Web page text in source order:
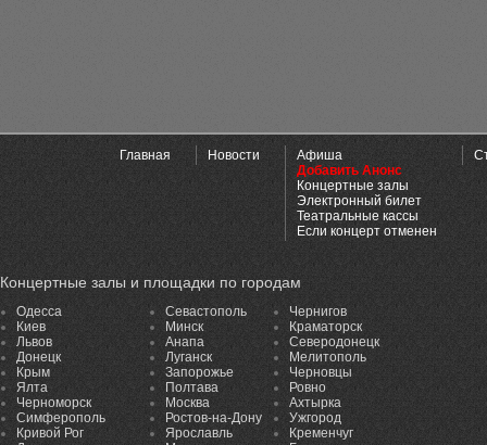
Главная Новости
Афиша
Добавить Анонс
Концертные залы
Электронный билет
Театральные кассы
Если концерт отменен
Концертные залы и площадки по городам
Одесса
Киев
Львов
Донецк
Крым
Ялта
Черноморск
Симферополь
Кривой Рог
Севастополь
Минск
Анапа
Луганск
Запорожье
Полтава
Москва
Ростов-на-Дону
Ярославль
Чернигов
Краматорск
Северодонецк
Мелитополь
Черновцы
Ровно
Ахтырка
Ужгород
Кременчуг